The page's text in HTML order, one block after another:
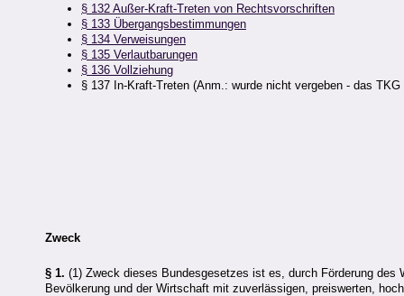
§ 132 Außer-Kraft-Treten von Rechtsvorschriften
§ 133 Übergangsbestimmungen
§ 134 Verweisungen
§ 135 Verlautbarungen
§ 136 Vollziehung
§ 137 In-Kraft-Treten (Anm.: wurde nicht vergeben - das
Zweck
§ 1. (1) Zweck dieses Bundesgesetzes ist es, durch Förderung des
Bevölkerung und der Wirtschaft mit zuverlässigen, preiswerten,